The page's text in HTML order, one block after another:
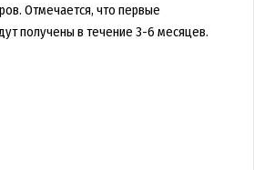
Отмечается, что первые
получены в течение 3-6 месяцев.